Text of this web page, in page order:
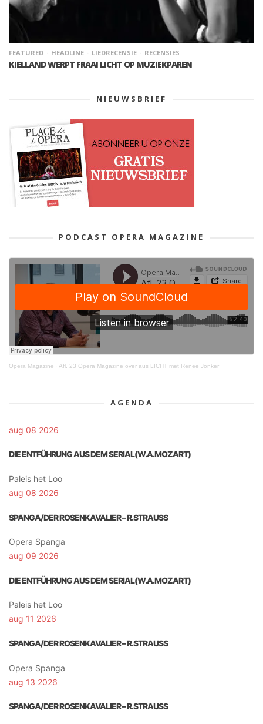
FEATURED HEADLINE LIEDRECENSIE RECENSIES
KIELLAND WERPT FRAAI LICHT OP MUZIEKPAREN
NIEUWSBRIEF
PODCAST OPERA MAGAZINE
Opera Magazine · Afl. 23 Opera Magazine over aus LICHT met Renee Jonker
AGENDA
aug 08 2026
DIE ENTFÜHRUNG AUS DEM SERIAL(W.A.MOZART)
Paleis het Loo
aug 08 2026
SPANGA/DER ROSENKAVALIER – R.STRAUSS
Opera Spanga
aug 09 2026
DIE ENTFÜHRUNG AUS DEM SERIAL(W.A.MOZART)
Paleis het Loo
aug 11 2026
SPANGA/DER ROSENKAVALIER – R.STRAUSS
Opera Spanga
aug 13 2026
SPANGA/DER ROSENKAVALIER – R.STRAUSS